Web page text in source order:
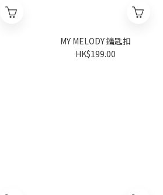
MY MELODY 鑰匙扣
HK$199.00